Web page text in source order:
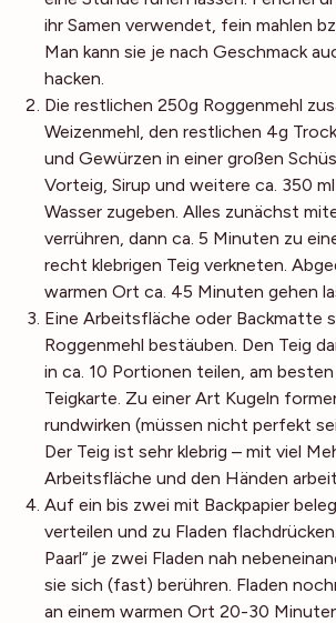
ihr Samen verwendet, fein mahlen
Man kann sie je nach Geschmack
hacken.
Die restlichen 250g Roggenmehl
Weizenmehl, den restlichen 4g
und Gewürzen in einer großen
Vorteig, Sirup und weitere ca. 350
Wasser zugeben. Alles zunächst
verrühren, dann ca. 5 Minuten zu
recht klebrigen Teig verkneten.
warmen Ort ca. 45 Minuten gehen
Eine Arbeitsfläche oder Backmatte
Roggenmehl bestäuben. Den Teig
in ca. 10 Portionen teilen, am
Teigkarte. Zu einer Art Kugeln
rundwirken (müssen nicht perfekt
Der Teig ist sehr klebrig – mit viel
Arbeitsfläche und den Händen
Auf ein bis zwei mit Backpapier
verteilen und zu Fladen
Paarl“ je zwei Fladen nah
sie sich (fast) berühren. Fladen
an einem warmen Ort 20-30